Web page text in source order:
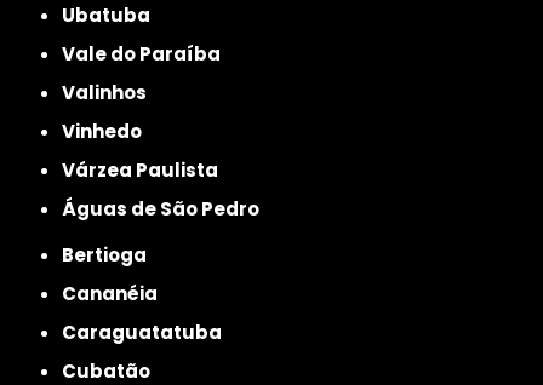
Ubatuba
Vale do Paraíba
Valinhos
Vinhedo
Várzea Paulista
Águas de São Pedro
Bertioga
Cananéia
Caraguatatuba
Cubatão